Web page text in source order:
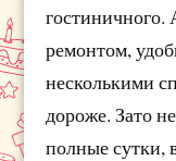
ремонтом,
несколькими
дороже. Зато
полные сутки,